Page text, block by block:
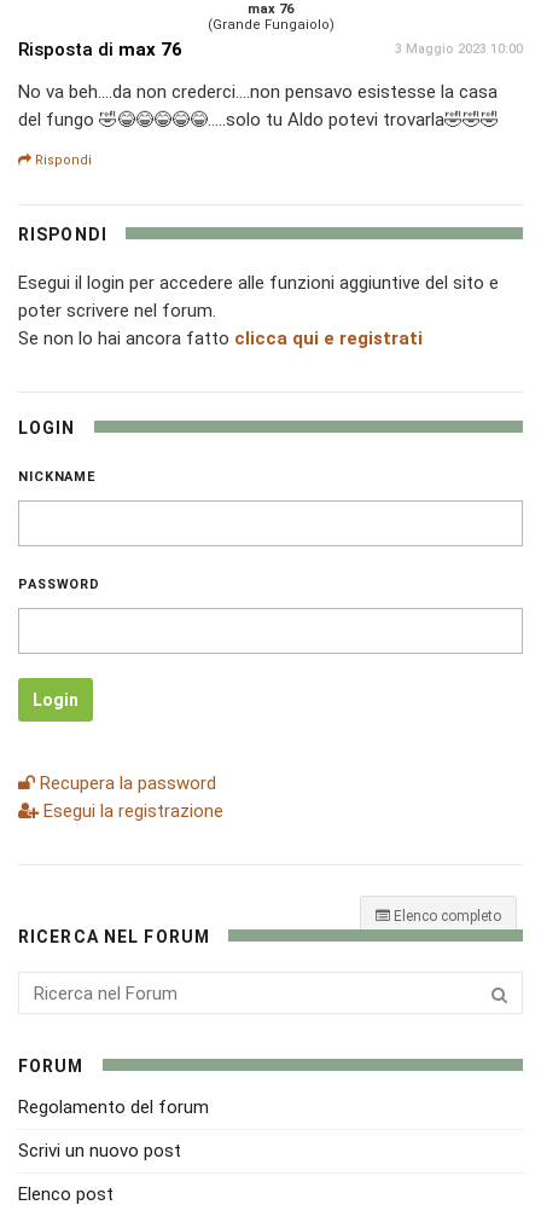
max 76
(Grande Fungaiolo)
Risposta di max 76 3 Maggio 2023 10:00
No va beh....da non crederci....non pensavo esistesse la casa
del fungo 🤣😂😂😂😂😂.....solo tu Aldo potevi trovarla🤣🤣🤣
Rispondi
RISPONDI
Esegui il login per accedere alle funzioni aggiuntive del sito e
poter scrivere nel forum.
Se non lo hai ancora fatto clicca qui e registrati
LOGIN
NICKNAME
PASSWORD
Login
Recupera la password
Esegui la registrazione
Elenco completo
RICERCA NEL FORUM
FORUM
Regolamento del forum
Scrivi un nuovo post
Elenco post